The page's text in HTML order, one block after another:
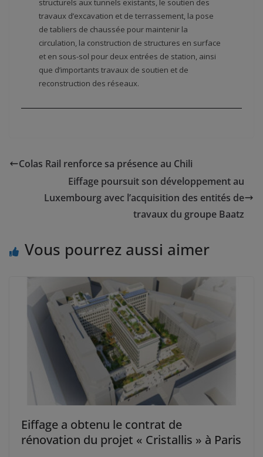
structurels aux tunnels existants, le soutien des
travaux d’excavation et de terrassement, la pose
de tabliers de chaussée pour maintenir la
circulation, la construction de structures en surface
et en sous-sol pour deux entrées de station, ainsi
que d’importants travaux de soutien et de
reconstruction des réseaux.
Colas Rail renforce sa présence au Chili
Eiffage poursuit son développement au
Luxembourg avec l’acquisition des entités de
travaux du groupe Baatz
Vous pourrez aussi aimer
Eiffage a obtenu le contrat de
rénovation du projet « Cristallis » à Paris